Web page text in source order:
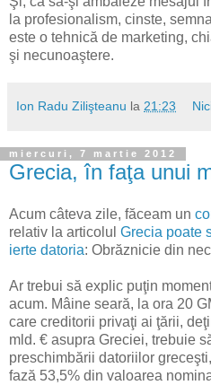
la profesionalism, cinste,
este o tehnică de marketing,
şi necunoaştere.
Ion Radu Zilişteanu la 21:23
miercuri, 7 martie 2012
Grecia, în faţa unui
Acum câteva zile, făceam un
relativ la articolul Grecia poate
ierte datoria: Obrăznicie din
Ar trebui să explic puţin
acum. Mâine seară, la ora 20
care creditorii privaţi ai ţării,
mld. € asupra Greciei, trebuie
preschimbării datoriilor
fază 53,5% din valoarea